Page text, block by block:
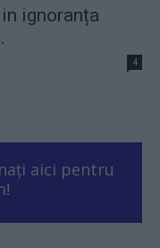
ignoranța
4
aici pentru